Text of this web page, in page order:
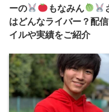
ーの もなみん
はどんなライバー？配
イルや実績をご紹介